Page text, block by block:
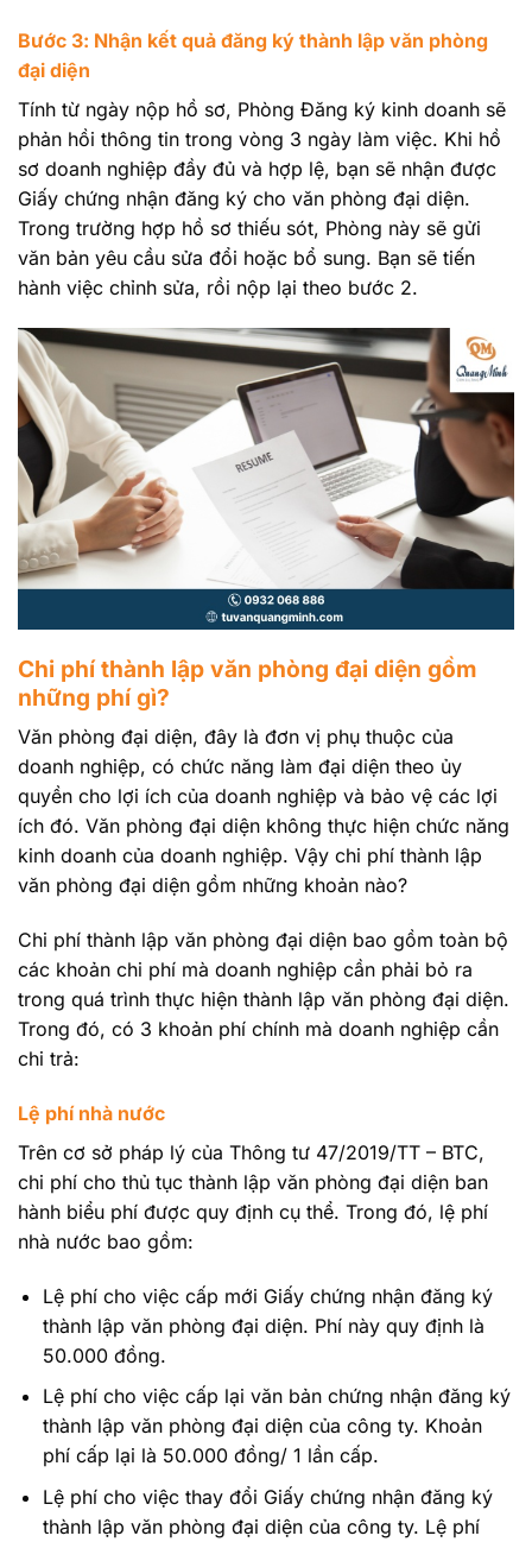
Bước 3: Nhận kết quả đăng ký thành lập văn phòng
đại diện
Tính từ ngày nộp hồ sơ, Phòng Đăng ký kinh doanh sẽ
phản hồi thông tin trong vòng 3 ngày làm việc. Khi hồ
sơ doanh nghiệp đầy đủ và hợp lệ, bạn sẽ nhận được
Giấy chứng nhận đăng ký cho văn phòng đại diện.
Trong trường hợp hồ sơ thiếu sót, Phòng này sẽ gửi
văn bản yêu cầu sửa đổi hoặc bổ sung. Bạn sẽ tiến
hành việc chỉnh sửa, rồi nộp lại theo bước 2.
Chi phí thành lập văn phòng đại diện gồm
những phí gì?
Văn phòng đại diện, đây là đơn vị phụ thuộc của
doanh nghiệp, có chức năng làm đại diện theo ủy
quyền cho lợi ích của doanh nghiệp và bảo vệ các lợi
ích đó. Văn phòng đại diện không thực hiện chức năng
kinh doanh của doanh nghiệp. Vậy chi phí thành lập
văn phòng đại diện gồm những khoản nào?
Chi phí thành lập văn phòng đại diện bao gồm toàn bộ
các khoản chi phí mà doanh nghiệp cần phải bỏ ra
trong quá trình thực hiện thành lập văn phòng đại diện.
Trong đó, có 3 khoản phí chính mà doanh nghiệp cần
chi trả:
Lệ phí nhà nước
Trên cơ sở pháp lý của Thông tư 47/2019/TT – BTC,
chi phí cho thủ tục thành lập văn phòng đại diện ban
hành biểu phí được quy định cụ thể. Trong đó, lệ phí
nhà nước bao gồm:
Lệ phí cho việc cấp mới Giấy chứng nhận đăng ký
thành lập văn phòng đại diện. Phí này quy định là
50.000 đồng.
Lệ phí cho việc cấp lại văn bản chứng nhận đăng ký
thành lập văn phòng đại diện của công ty. Khoản
phí cấp lại là 50.000 đồng/ 1 lần cấp.
Lệ phí cho việc thay đổi Giấy chứng nhận đăng ký
thành lập văn phòng đại diện của công ty. Lệ phí